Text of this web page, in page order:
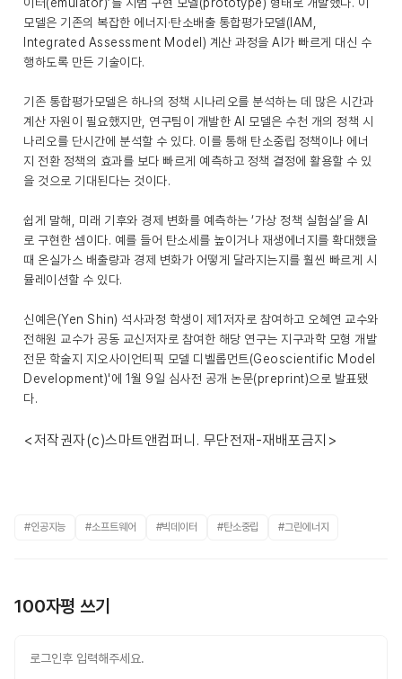
모델은 기존의 복잡한 에너지·탄소배출 통합평가모델(IAM,
Integrated Assessment Model) 계산 과정을 AI가 빠르게 대신 수
행하도록 만든 기술이다.
기존 통합평가모델은 하나의 정책 시나리오를 분석하는 데 많은 시간과
계산 자원이 필요했지만, 연구팀이 개발한 AI 모델은 수천 개의 정책 시
나리오를 단시간에 분석할 수 있다. 이를 통해 탄소중립 정책이나 에너
지 전환 정책의 효과를 보다 빠르게 예측하고 정책 결정에 활용할 수 있
을 것으로 기대된다는 것이다.
쉽게 말해, 미래 기후와 경제 변화를 예측하는 ‘가상 정책 실험실’을 AI
로 구현한 셈이다. 예를 들어 탄소세를 높이거나 재생에너지를 확대했을
때 온실가스 배출량과 경제 변화가 어떻게 달라지는지를 훨씬 빠르게 시
뮬레이션할 수 있다.
신예은(Yen Shin) 석사과정 학생이 제1저자로 참여하고 오혜연 교수와
전해원 교수가 공동 교신저자로 참여한 해당 연구는 지구과학 모형 개발
전문 학술지 지오사이언티픽 모델 디벨롭먼트(Geoscientific Model
Development)'에 1월 9일 심사전 공개 논문(preprint)으로 발표됐
다.
<저작권자(c)스마트앤컴퍼니. 무단전재-재배포금지>
#인공지능 #소프트웨어 #빅데이터 #탄소중립 #그린에너지
100자평 쓰기